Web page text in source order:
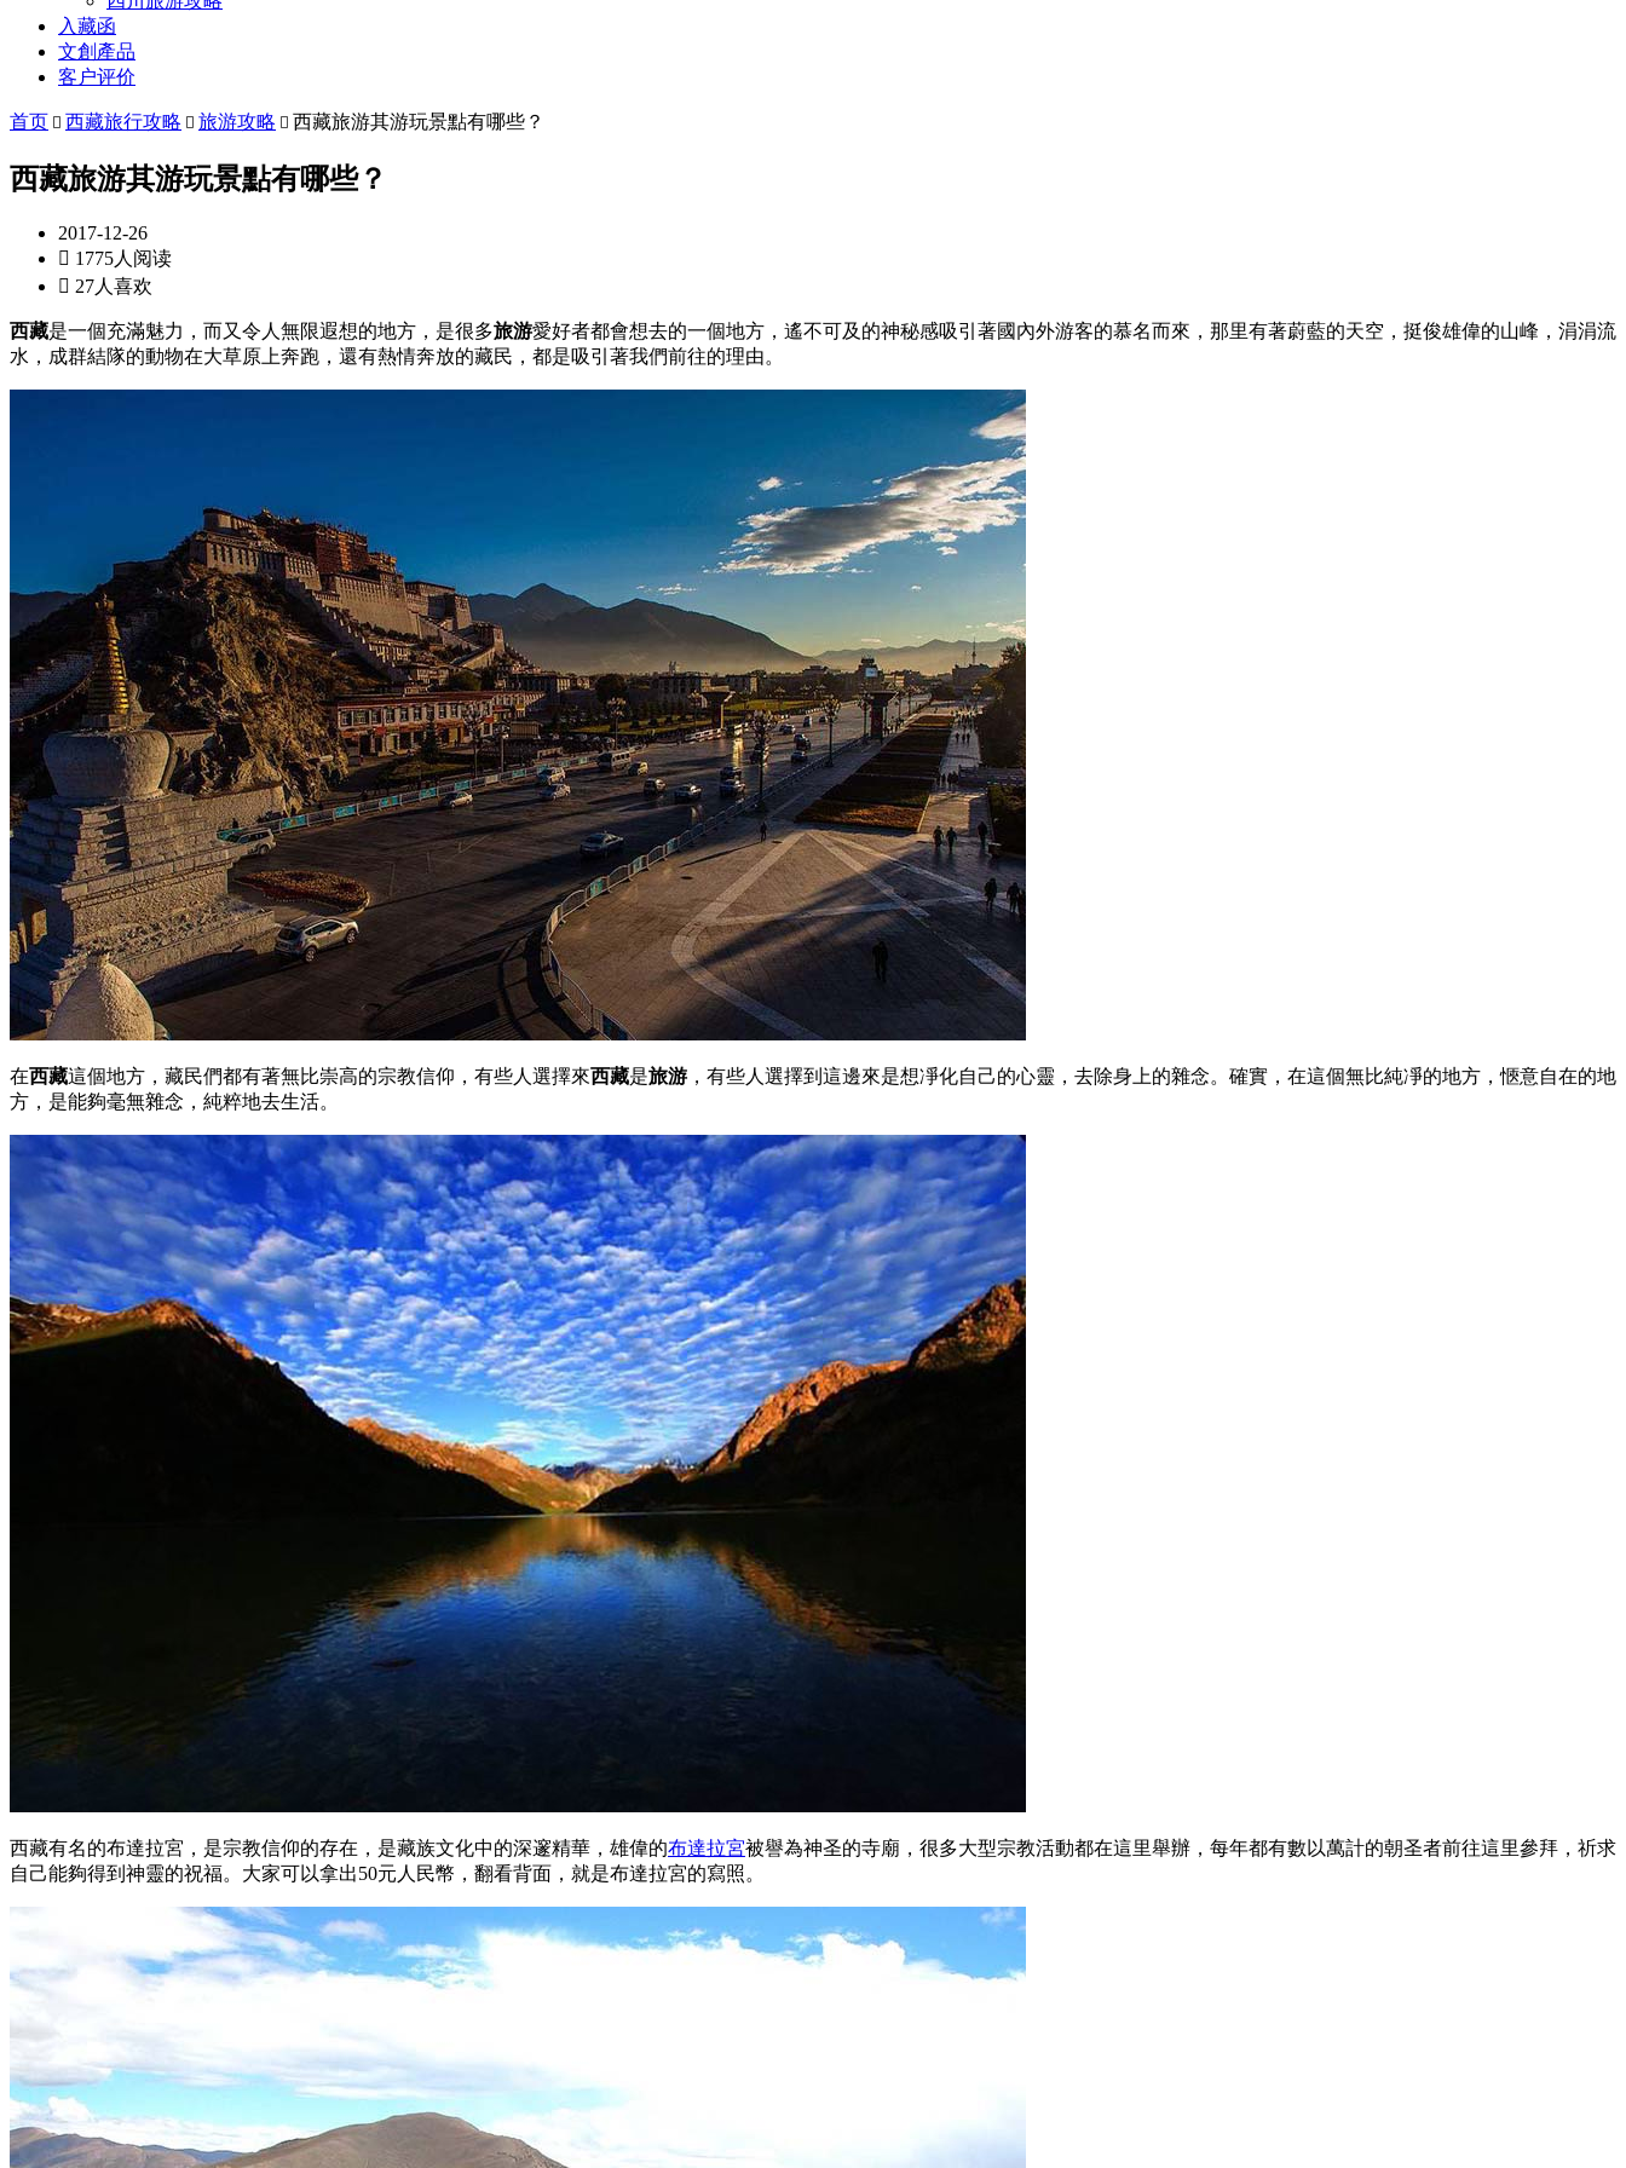
入藏函
文創產品
客户评价
首页  西藏旅行攻略  旅游攻略  西藏旅游其游玩景點有哪些？
西藏旅游其游玩景點有哪些？
2017-12-26
 1775人阅读
 27人喜欢
西藏是一個充滿魅力，而又令人無限遐想的地方，是很多旅游愛好者都會想去的一個地方，遙不可及的神秘感吸引著國內外游客的慕名而來，那里有著蔚藍的天空，挺俊雄偉的山峰，涓涓流
水，成群結隊的動物在大草原上奔跑，還有熱情奔放的藏民，都是吸引著我們前往的理由。
在西藏這個地方，藏民們都有著無比崇高的宗教信仰，有些人選擇來西藏是旅游 ，有些人選擇到這邊來是想凈化自己的心靈，去除身上的雜念。確實，在這個無比純凈的地方，愜意自在的地
方，是能夠毫無雜念，純粹地去生活。
西藏有名的布達拉宮，是宗教信仰的存在，是藏族文化中的深邃精華，雄偉的布達拉宮被譽為神圣的寺廟，很多大型宗教活動都在這里舉辦，每年都有數以萬計的朝圣者前往這里參拜，祈求
自己能夠得到神靈的祝福。大家可以拿出50元人民幣，翻看背面，就是布達拉宮的寫照。